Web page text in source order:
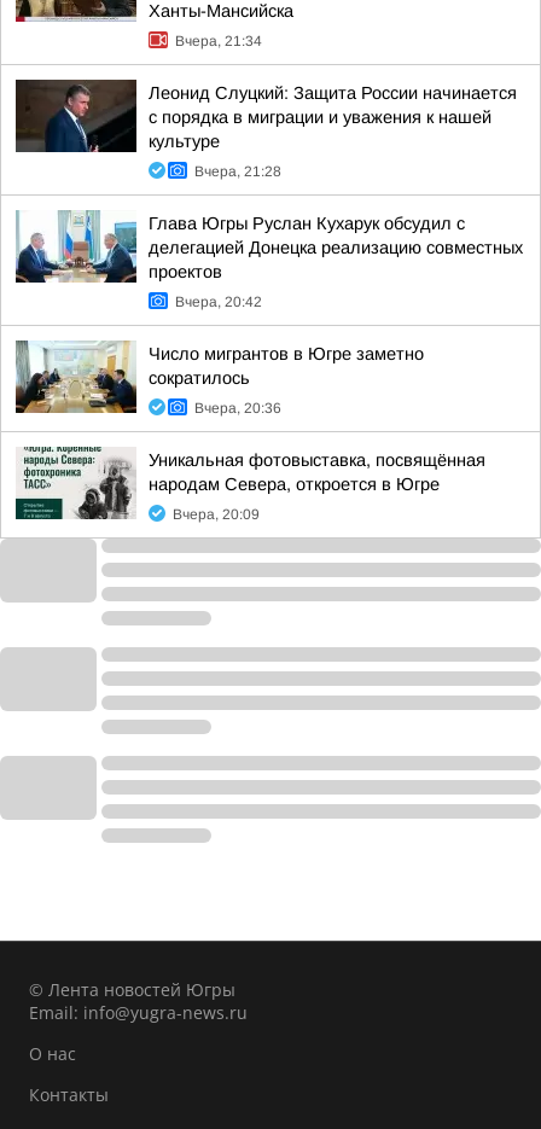
Ханты-Мансийска
Вчера, 21:34
Леонид Слуцкий: Защита России начинается
с порядка в миграции и уважения к нашей
культуре
Вчера, 21:28
Глава Югры Руслан Кухарук обсудил с
делегацией Донецка реализацию совместных
проектов
Вчера, 20:42
Число мигрантов в Югре заметно
сократилось
Вчера, 20:36
Уникальная фотовыставка, посвящённая
народам Севера, откроется в Югре
Вчера, 20:09
© Лента новостей Югры
Email: info@yugra-news.ru
О нас
Контакты